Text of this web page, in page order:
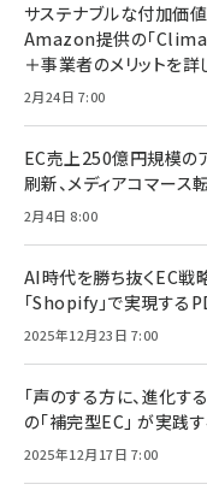
サステナブルな付加価
Amazon提供の「
＋事業者のメリットを詳
2月24日 7:00
EC売上250億円規模の
刷新、メディアコマース
2月4日 8:00
AI時代を勝ち抜くEC戦
「Shopify」で実現する
2025年12月23日 7:00
「声のする方に、進化す
の「補完型EC」 が実践
2025年12月17日 7:00